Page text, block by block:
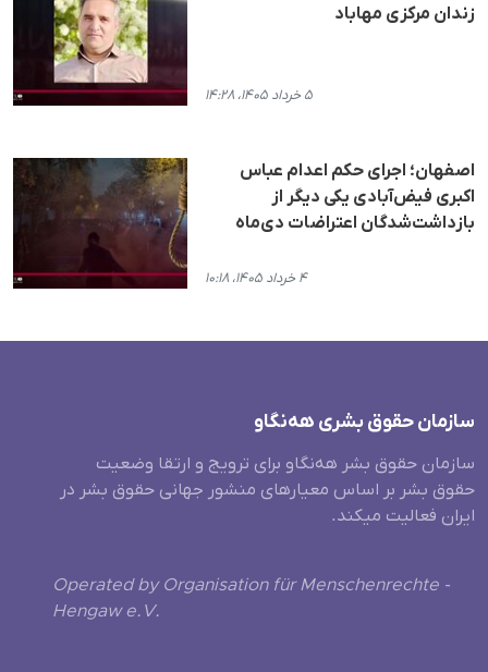
زندان مرکزی مهاباد
۵ خرداد ۱۴۰۵، ۱۴:۲۸
اصفهان؛ اجرای حکم اعدام عباس
اکبری فیض‌آبادی یکی دیگر از
بازداشت‌شدگان اعتراضات دی‌ماه
۴ خرداد ۱۴۰۵، ۱۰:۱۸
سازمان حقوق بشری هەنگاو
سازمان حقوق بشر هه‌نگاو برای ترویج و ارتقا وضعیت
حقوق بشر بر اساس معیارهای منشور جهانی حقوق بشر در
ایران فعالیت میکند.
Operated by Organisation für Menschenrechte -
Hengaw e.V.